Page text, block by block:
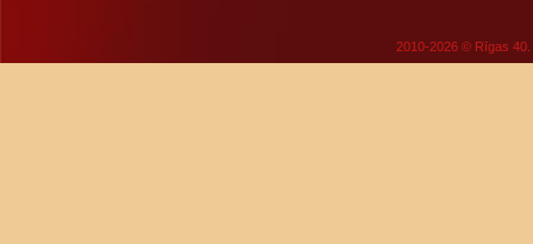
2010-2026 © Rīgas